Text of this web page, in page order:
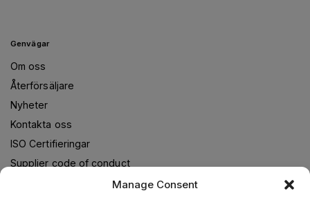
Manage Consent
Genvägar
Om oss
Återförsäljare
Nyheter
Kontakta oss
ISO Certifieringar
Supplier code of conduct